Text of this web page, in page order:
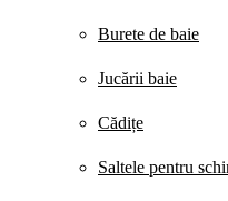
Burete de baie
Jucării baie
Cădițe
Saltele pentru